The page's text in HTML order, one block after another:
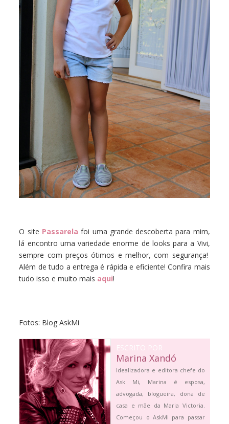
O site Passarela foi uma grande descoberta para mim,
lá encontro uma variedade enorme de looks para a Vivi,
sempre com preços ótimos e melhor, com segurança!
Além de tudo a entrega é rápida e eficiente! Confira mais
tudo isso e muito mais aqui!
Fotos: Blog AskMi
ESCRITO POR
Marina Xandó
Idealizadora e editora chefe do
Ask Mi, Marina é esposa,
advogada, blogueira, dona de
casa e mãe da Maria Victoria.
Começou o AskMi para passar